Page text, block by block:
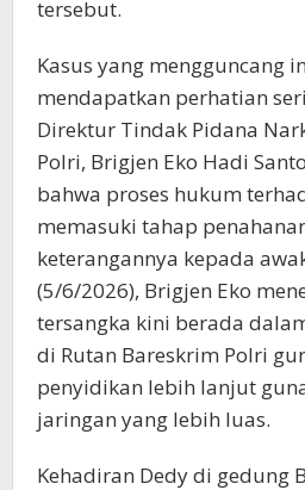
tersebut.
Kasus yang mengguncang
mendapatkan perhatian
Direktur Tindak Pidana
Polri, Brigjen Eko Hadi
bahwa proses hukum
memasuki tahap
keterangannya kepada
(5/6/2026), Brigjen Eko
tersangka kini berada
di Rutan Bareskrim Polri
penyidikan lebih lanjut
jaringan yang lebih luas.
Kehadiran Dedy di gedung